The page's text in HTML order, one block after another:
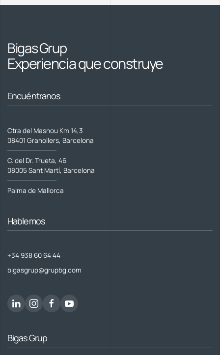
Bigas Grup
Experiencia queconstruye
Encuéntranos
Ctra del Masnou Km 14,3
08401 Granollers, Barcelona
C. del Dr. Trueta, 46
08005 Sant Martí, Barcelona
Palma de Mallorca
Hablemos
+34 938 60 64 44
bigasgrup@grupbg.com
Bigas Grup